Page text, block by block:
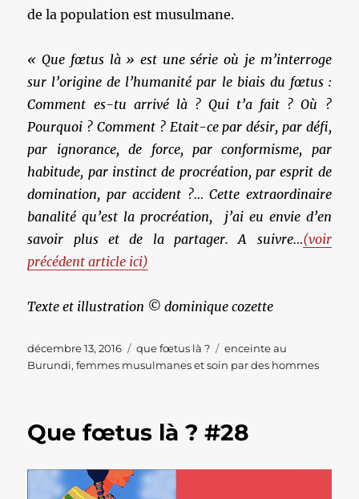
de la population est musulmane.
« Que fœtus là » est une série où je m’interroge
sur l’origine de l’humanité par le biais du fœtus :
Comment es-tu arrivé là ? Qui t’a fait ? Où ?
Pourquoi ? Comment ? Etait-ce par désir, par défi,
par ignorance, de force, par conformisme, par
habitude, par instinct de procréation, par esprit de
domination, par accident ?… Cette extraordinaire
banalité qu’est la procréation, j’ai eu envie d’en
savoir plus et de la partager. A suivre…(voir
précédent article ici)
Texte et illustration © dominique cozette
Publié
le
décembre 13, 2016 Catégories
que fœtus là ? Étiquettes
enceinte au
Burundi,femmes musulmanes et soin par des hommes
Que fœtus là ? #28